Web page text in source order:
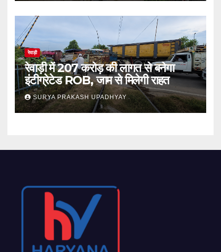
रेवाड़ी
रेवाड़ी में 207 करोड़ की लागत से बनेगा
इंटीग्रेटेड ROB, जाम से मिलेगी राहत
SURYA PRAKASH UPADHYAY